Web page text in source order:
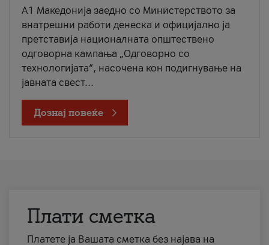
A1 Македонија заедно со Министерството за
внатрешни работи денеска и официјално ја
претставија националната општествено
одговорна кампања „Одговорно со
технологијата“, насочена кон подигнување на
јавната свест...
Дознај повеќе
Плати сметка
Платете ја Вашата сметка без најава на